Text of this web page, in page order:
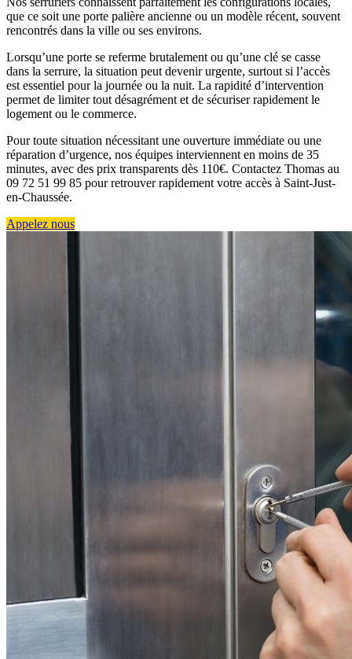
que ce soit une porte palière ancienne ou un modèle récent, souvent
rencontrés dans la ville ou ses environs.
Lorsqu’une porte se referme brutalement ou qu’une clé se casse
dans la serrure, la situation peut devenir urgente, surtout si l’accès
est essentiel pour la journée ou la nuit. La rapidité d’intervention
permet de limiter tout désagrément et de sécuriser rapidement le
logement ou le commerce.
Pour toute situation nécessitant une ouverture immédiate ou une
réparation d’urgence, nos équipes interviennent en moins de 35
minutes, avec des prix transparents dès 110€. Contactez Thomas au
09 72 51 99 85 pour retrouver rapidement votre accès à Saint-Just-
en-Chaussée.
Appelez nous